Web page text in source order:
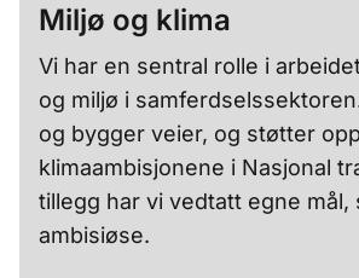
Miljø og klima
Vi har en sentral rolle i
og miljø i
og bygger veier, og støtter
klimaambisjonene i Nasjonal
tillegg har vi vedtatt egne mål,
ambisiøse.